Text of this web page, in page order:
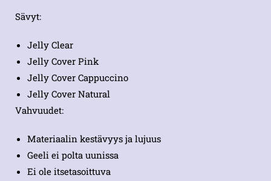
Sävyt:
Jelly Clear
Jelly Cover Pink
Jelly Cover Cappuccino
Jelly Cover Natural
Vahvuudet:
Materiaalin kestävyys ja lujuus
Geeli ei polta uunissa
Ei ole itsetasoittuva